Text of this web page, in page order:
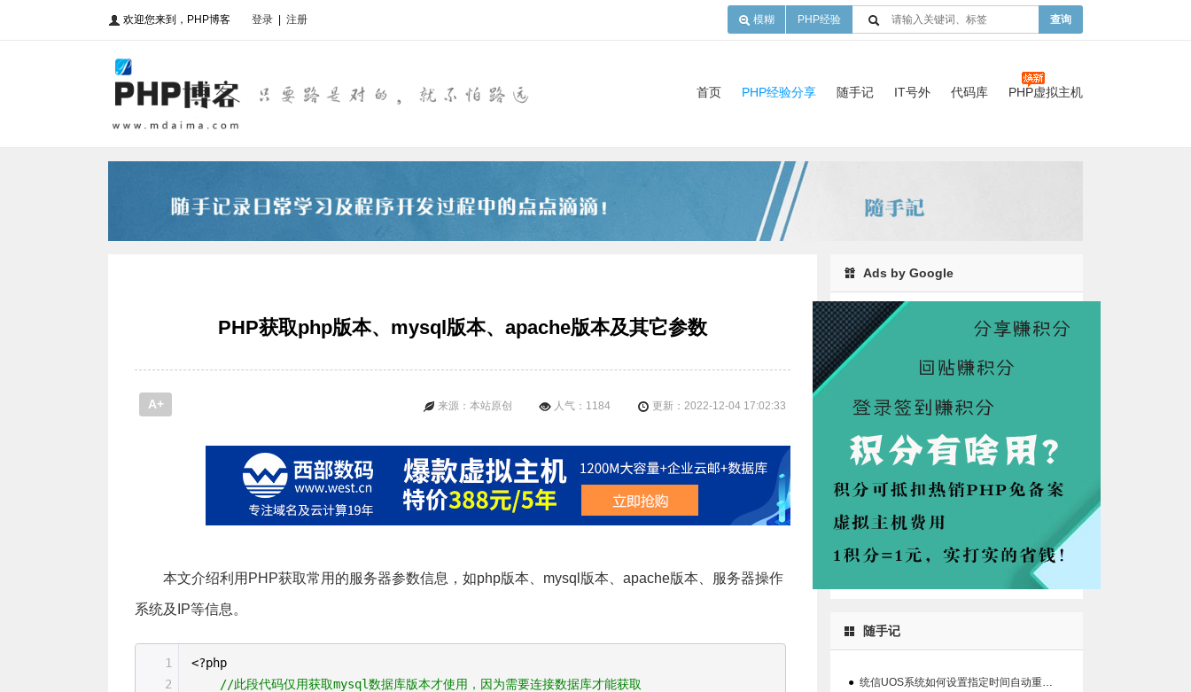
欢迎您来到，PHP博客 登录 注册 模糊 PHP经验 查询
首页 PHP经验分享 随手记 IT号外 代码库 PHP虚拟主机
PHP获取php版本、mysql版本、apache版本及其它参数
更新：2022-12-04 17:02:33
人气：1184
来源：本站原创
A+
本文介绍利用PHP获取常用的服务器参数信息，如php版本、mysql版本、apache版本、服务器操作
系统及IP等信息。
1
2
<?php
//此段代码仅用获取mysql数据库版本才使用，因为需要连接数据库才能获取
Ads by Google
随手记
● 统信UOS系统如何设置指定时间自动重启系统的方法